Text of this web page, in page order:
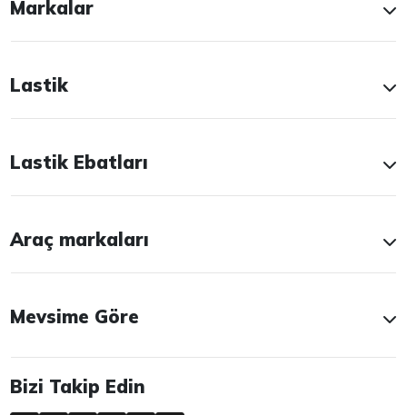
Markalar
Lastik
Lastik Ebatları
Araç markaları
Mevsime Göre
Bizi Takip Edin